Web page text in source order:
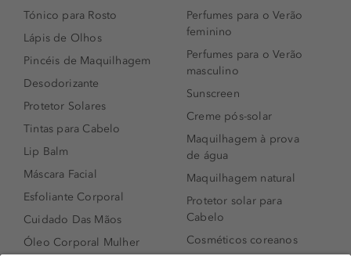
Tónico para Rosto
Lápis de Olhos
Pincéis de Maquilhagem
Desodorizante
Protetor Solares
Tintas para Cabelo
Lip Balm
Máscara Facial
Esfoliante Corporal
Cuidado Das Mãos
Óleo Corporal Mulher
Perfumes para o Verão
feminino
Perfumes para o Verão
masculino
Sunscreen
Creme pós-solar
Maquilhagem à prova
de água
Maquilhagem natural
Protetor solar para
Cabelo
Cosméticos coreanos